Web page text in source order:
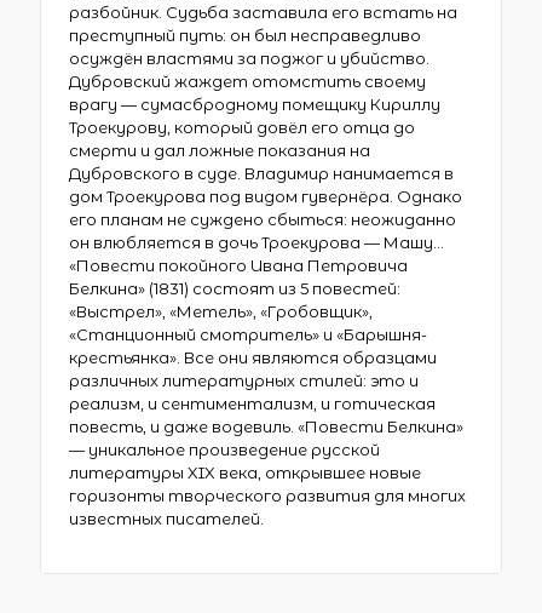
разбойник. Судьба заставила его встать на
преступный путь: он был несправедливо
осуждён властями за поджог и убийство.
Дубровский жаждет отомстить своему
врагу — сумасбродному помещику Кириллу
Троекурову, который довёл его отца до
смерти и дал ложные показания на
Дубровского в суде. Владимир нанимается в
дом Троекурова под видом гувернёра. Однако
его планам не суждено сбыться: неожиданно
он влюбляется в дочь Троекурова — Машу…
«Повести покойного Ивана Петровича
Белкина» (1831) состоят из 5 повестей:
«Выстрел», «Метель», «Гробовщик»,
«Станционный смотритель» и «Барышня-
крестьянка». Все они являются образцами
различных литературных стилей: это и
реализм, и сентиментализм, и готическая
повесть, и даже водевиль. «Повести Белкина»
— уникальное произведение русской
литературы XIX века, открывшее новые
горизонты творческого развития для многих
известных писателей.